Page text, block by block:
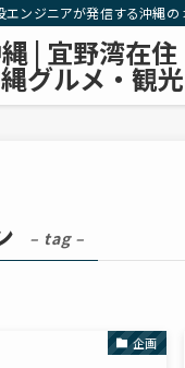
ンジニアが発信する沖縄の
| 宜野湾在
グルメ・観
– tag –
企画